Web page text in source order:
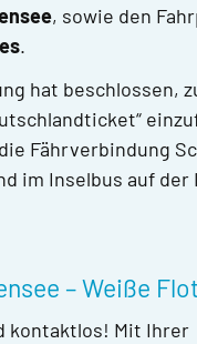
, sowie den
.
hat beschlossen,
Fährverbindung
im Inselbus auf der
– Weiße
kontaktlos! Mit Ihrer